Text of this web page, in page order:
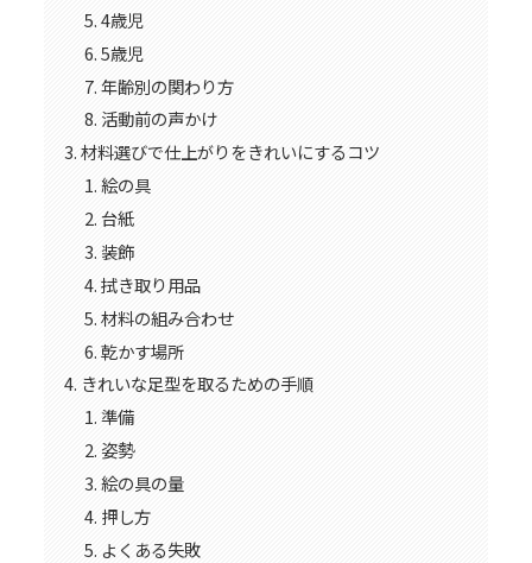
4歳児
5歳児
年齢別の関わり方
活動前の声かけ
材料選びで仕上がりをきれいにするコツ
絵の具
台紙
装飾
拭き取り用品
材料の組み合わせ
乾かす場所
きれいな足型を取るための手順
準備
姿勢
絵の具の量
押し方
よくある失敗